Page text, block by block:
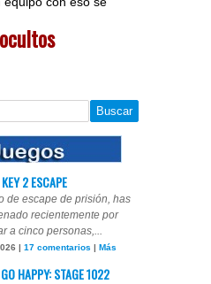
KEY 2 ESCAPE
de escape de prisión, has
recientemente por
a cinco personas,...
| 17 comentarios | Más
HAPPY: STAGE 1022